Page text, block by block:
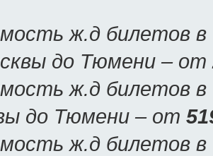
ж.д билетов в
до Тюмени – от
ж.д билетов в
до Тюмени – от
ж.д билетов в